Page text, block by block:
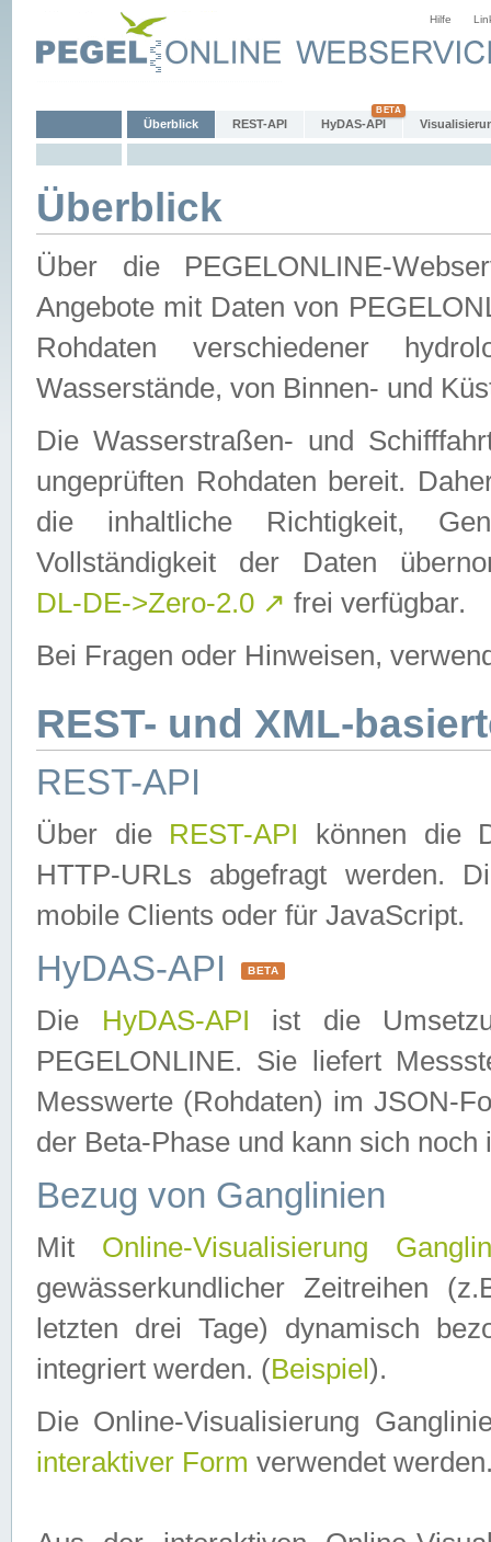
Hilfe
Überblick REST-API HyDAS-API
Überblick
Über die PEGELONLINE-
Angebote mit Daten von
Rohdaten verschiedener
Wasserstände, von Binnen- und
Die Wasserstraßen- und
ungeprüften Rohdaten bereit.
die inhaltliche Richtigkeit,
Vollständigkeit der Daten
DL-DE->Zero-2.0 ↗ frei verfügbar.
Bei Fragen oder Hinweisen,
REST- und XML-
REST-API
Über die REST-API können die
HTTP-URLs abgefragt werden.
mobile Clients oder für JavaScript.
HyDAS-API BETA
Die HyDAS-API ist die
PEGELONLINE. Sie liefert
Messwerte (Rohdaten) im JSON-
der Beta-Phase und kann sich noch
Bezug von Ganglinien
Mit Online-Visualisierung
gewässerkundlicher Zeitreihen
letzten drei Tage) dynamisch
integriert werden. (Beispiel ).
Die Online-Visualisierung
interaktiver Form verwendet